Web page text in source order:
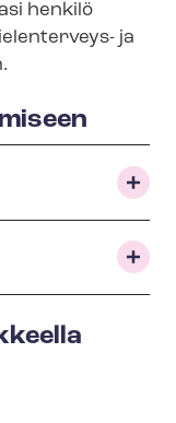
henkilö
ja